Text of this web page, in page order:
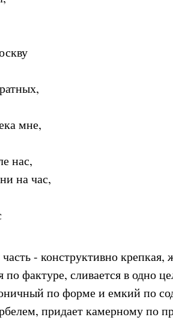
мне,
нас,
на час,
- конструктивно крепкая,
по фактуре, сливается в одно
по форме и емкий по
придает камерному по